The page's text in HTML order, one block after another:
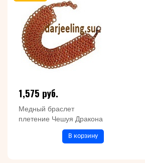
1,575 руб.
Медный браслет
плетение Чешуя Дракона
В корзину